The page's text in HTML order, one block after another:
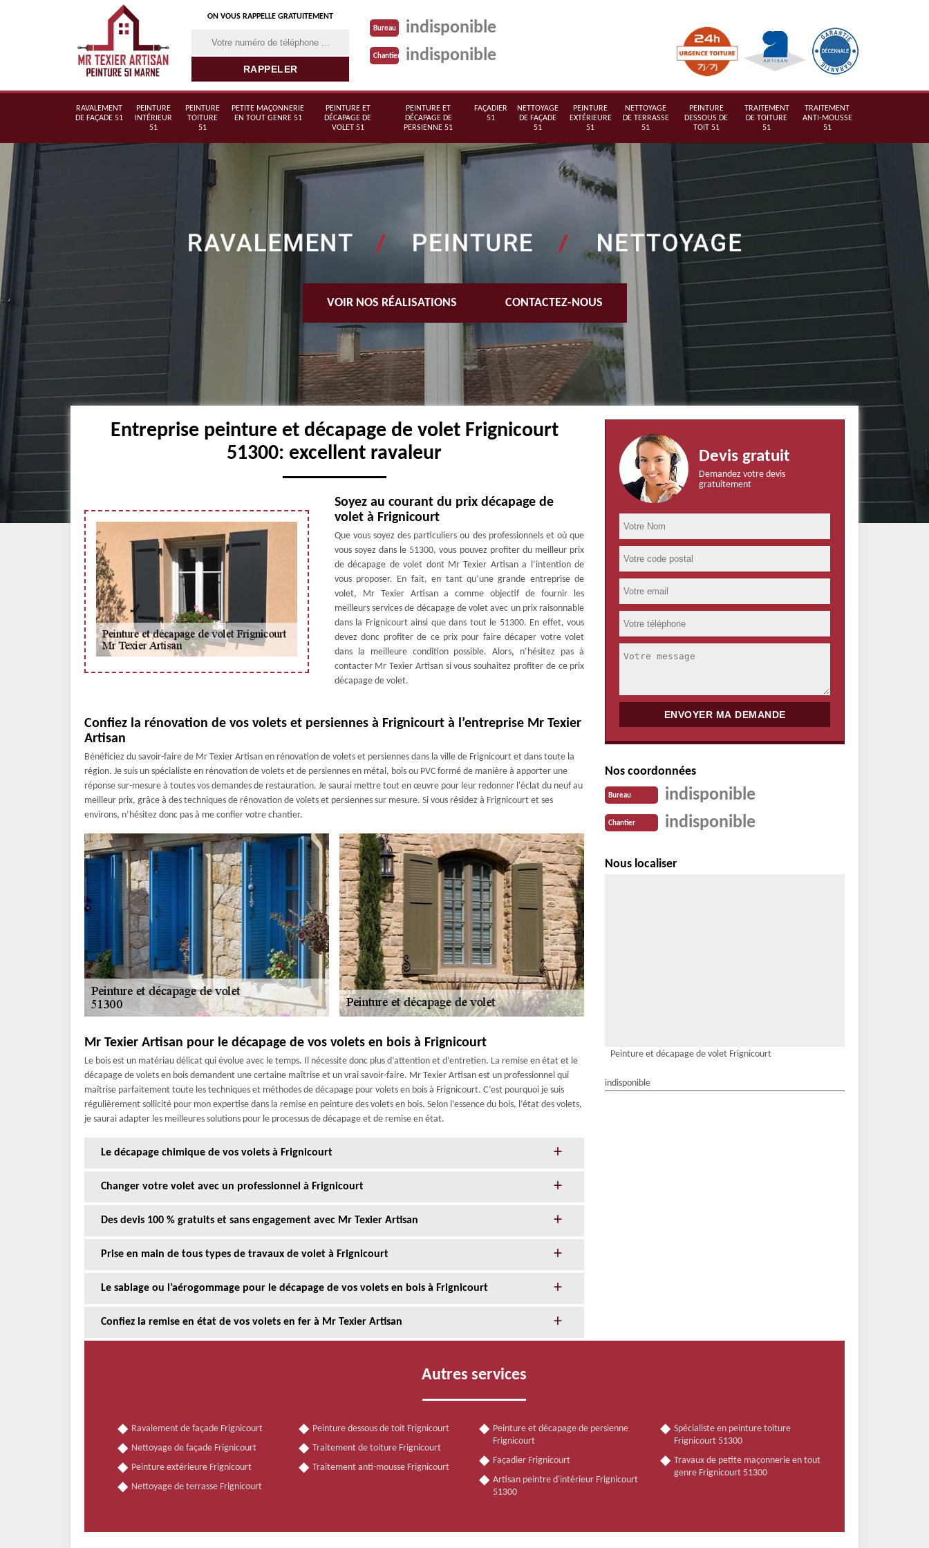
ON VOUS RAPPELLE GRATUITEMENT
Bureau indisponible
Chantier indisponible
RAVALEMENT
DE FAÇADE 51
PEINTURE
INTÉRIEUR
51
PEINTURE
TOITURE
51
PETITE MAÇONNERIE
EN TOUT GENRE 51
PEINTURE ET
DÉCAPAGE DE
VOLET 51
PEINTURE ET
DÉCAPAGE DE
PERSIENNE 51
FAÇADIER
51
NETTOYAGE
DE FAÇADE
51
PEINTURE
EXTÉRIEURE
51
NETTOYAGE
DE TERRASSE
51
PEINTURE
DESSOUS DE
TOIT 51
TRAITEMENT
DE TOITURE
51
TRAITEMENT
ANTI-MOUSSE
51
VOIR NOS RÉALISATIONS CONTACTEZ-NOUS
Entreprise peinture et décapage de volet Frignicourt
51300: excellent ravaleur
Soyez au courant du prix décapage de
volet à Frignicourt
Que vous soyez des particuliers ou des professionnels et où que
vous soyez dans le 51300, vous pouvez profiter du meilleur prix
de décapage de volet dont Mr Texier Artisan a l’intention de
vous proposer. En fait, en tant qu’une grande entreprise de
volet, Mr Texier Artisan a comme objectif de fournir les
meilleurs services de décapage de volet avec un prix raisonnable
dans la Frignicourt ainsi que dans tout le 51300. En effet, vous
devez donc profiter de ce prix pour faire décaper votre volet
dans la meilleure condition possible. Alors, n’hésitez pas à
contacter Mr Texier Artisan si vous souhaitez profiter de ce prix
décapage de volet.
Confiez la rénovation de vos volets et persiennes à Frignicourt à l’entreprise Mr Texier
Artisan
Bénéficiez du savoir-faire de Mr Texier Artisan en rénovation de volets et persiennes dans la ville de Frignicourt et dans toute la
région. Je suis un spécialiste en rénovation de volets et de persiennes en métal, bois ou PVC formé de manière à apporter une
réponse sur-mesure à toutes vos demandes de restauration. Je saurai mettre tout en œuvre pour leur redonner l'éclat du neuf au
meilleur prix, grâce à des techniques de rénovation de volets et persiennes sur mesure. Si vous résidez à Frignicourt et ses
environs, n’hésitez donc pas à me confier votre chantier.
Mr Texier Artisan pour le décapage de vos volets en bois à Frignicourt
Le bois est un matériau délicat qui évolue avec le temps. Il nécessite donc plus d’attention et d’entretien. La remise en état et le
décapage de volets en bois demandent une certaine maîtrise et un vrai savoir-faire. Mr Texier Artisan est un professionnel qui
maîtrise parfaitement toute les techniques et méthodes de décapage pour volets en bois à Frignicourt. C’est pourquoi je suis
régulièrement sollicité pour mon expertise dans la remise en peinture des volets en bois. Selon l’essence du bois, l’état des volets,
je saurai adapter les meilleures solutions pour le processus de décapage et de remise en état.
Le décapage chimique de vos volets à Frignicourt
Changer votre volet avec un professionnel à Frignicourt
Des devis 100 % gratuits et sans engagement avec Mr Texier Artisan
Prise en main de tous types de travaux de volet à Frignicourt
Le sablage ou l’aérogommage pour le décapage de vos volets en bois à Frignicourt
Confiez la remise en état de vos volets en fer à Mr Texier Artisan
Devis gratuit
Demandez votre devis
gratuitement
Nos coordonnées
Bureau indisponible
Chantier indisponible
Nous localiser
Peinture et décapage de volet Frignicourt
indisponible
Autres services
Ravalement de façade Frignicourt
Nettoyage de façade Frignicourt
Peinture extérieure Frignicourt
Nettoyage de terrasse Frignicourt
Peinture dessous de toit Frignicourt
Traitement de toiture Frignicourt
Traitement anti-mousse Frignicourt
Peinture et décapage de persienne
Frignicourt
Façadier Frignicourt
Artisan peintre d'intérieur Frignicourt
51300
Spécialiste en peinture toiture
Frignicourt 51300
Travaux de petite maçonnerie en tout
genre Frignicourt 51300